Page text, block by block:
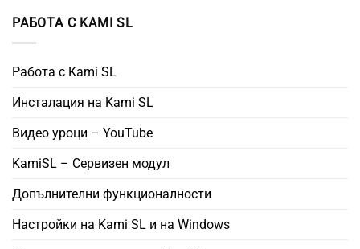
РАБОТА С KAMI SL
Работа с Kami SL
Инсталация на Kami SL
Видео уроци – YouTube
KamiSL – Сервизен модул
Допълнителни функционалности
Настройки на Kami SL и на Windows